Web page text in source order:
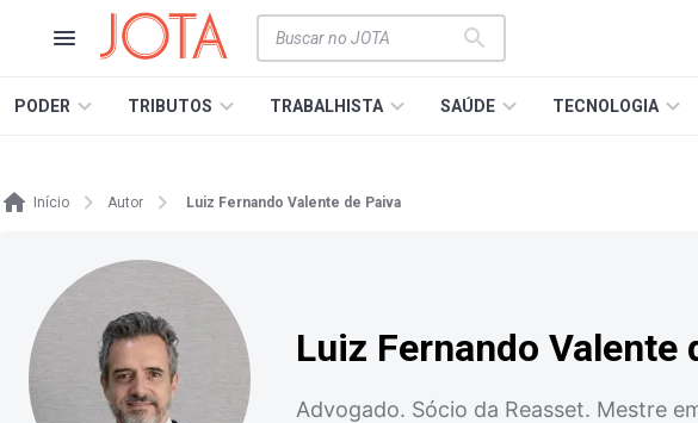
PODER TRIBUTOS TRABALHISTA SAÚDE TECNOLOGIA
Início Autor Luiz Fernando Valente de Paiva
Luiz Fernando Valente
Advogado. Sócio da Reasset. Mestre